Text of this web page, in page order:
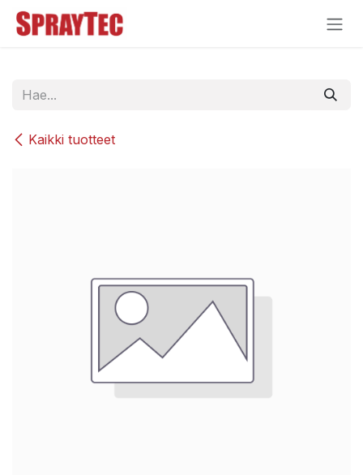
Siirry sisältöön
Kaikki tuotteet